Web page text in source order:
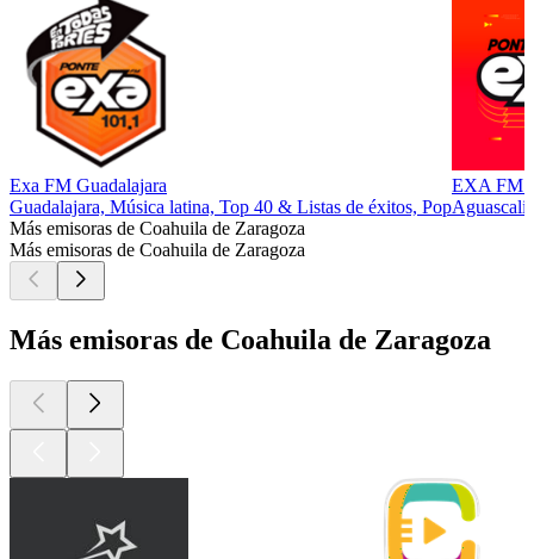
Exa FM Guadalajara
Guadalajara, Música latina, Top 40 & Listas de éxitos, Pop
EXA FM
Más emisoras de Coahuila de Zaragoza
Más emisoras de Coahuila de Zaragoza
Más emisoras de Coahuila de Zaragoza